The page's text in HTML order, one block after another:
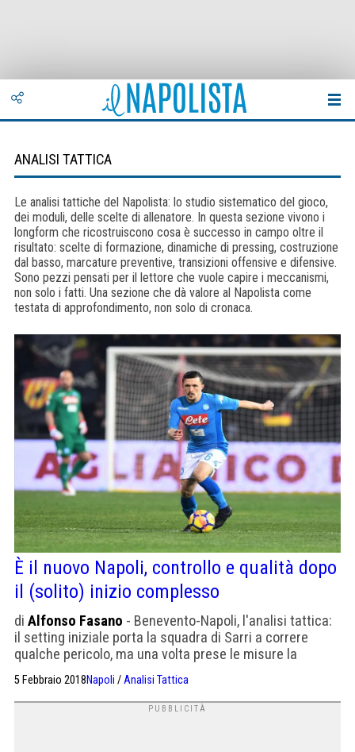
ANALISI TATTICA
Le analisi tattiche del Napolista: lo studio sistematico del gioco,
dei moduli, delle scelte di allenatore. In questa sezione vivono i
longform che ricostruiscono cosa è successo in campo oltre il
risultato: scelte di formazione, dinamiche di pressing, costruzione
dal basso, marcature preventive, transizioni offensive e difensive.
Sono pezzi pensati per il lettore che vuole capire i meccanismi,
non solo i fatti. Una sezione che dà valore al Napolista come
testata di approfondimento, non solo di cronaca.
È il nuovo Napoli, controllo e qualità dopo
il (solito) inizio complesso
di Alfonso Fasano - Benevento-Napoli, l'analisi tattica:
il setting iniziale porta la squadra di Sarri a correre
qualche pericolo, ma una volta prese le misure la
5 Febbraio 2018Napoli /Analisi Tattica